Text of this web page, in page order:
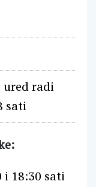
radi
sati
i 18:30 sati